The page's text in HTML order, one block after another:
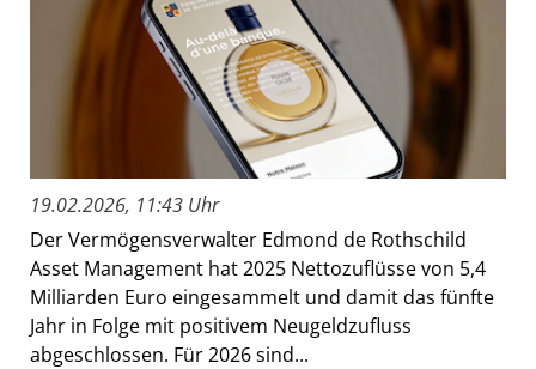
19.02.2026, 11:43 Uhr
Der Vermögensverwalter Edmond de Rothschild
Asset Management hat 2025 Nettozuflüsse von 5,4
Milliarden Euro eingesammelt und damit das fünfte
Jahr in Folge mit positivem Neugeldzufluss
abgeschlossen. Für 2026 sind...